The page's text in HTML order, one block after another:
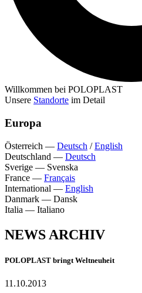
Willkommen bei POLOPLAST
Unsere Standorte im Detail
Europa
Österreich — Deutsch /English
Deutschland — Deutsch
Sverige — Svenska
France — Français
International — English
Danmark — Dansk
Italia — Italiano
NEWS ARCHIV
POLOPLAST bringt Weltneuheit
11.10.2013